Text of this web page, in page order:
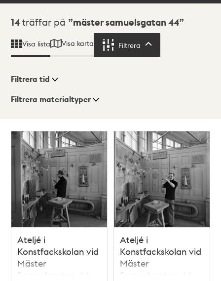
Sökresultat
14 träffar på mäster samuelsgatan 44
Visa lista Visa karta Filtrera
Visningsläge
Lista
Karta
Filtrera tid
Filtrera materialtyper
träffar
Ateljé i
Konstfackskolan vid
Mäster
Samuelsgatan 44
Ateljé i
Konstfackskolan vid
Mäster
Samuelsgatan 44